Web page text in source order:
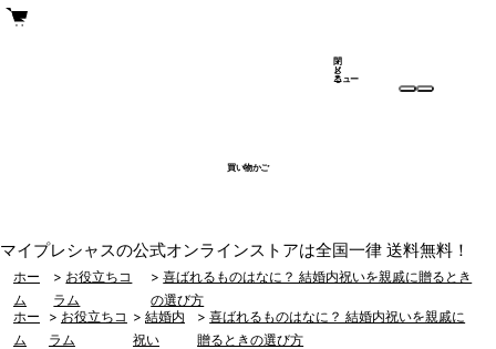
買い物かご
メ
ニュー
閉
じ
る
マイプレシャスの公式オンラインストアは全国一律 送料無料！
ホー
ム
> お役立ちコ
ラム
>喜ばれるものはなに？ 結婚内祝いを親戚に贈るとき
の選び方
ホー
ム
> お役立ちコ
ラム
>結婚内
祝い
>喜ばれるものはなに？ 結婚内祝いを親戚に
贈るときの選び方